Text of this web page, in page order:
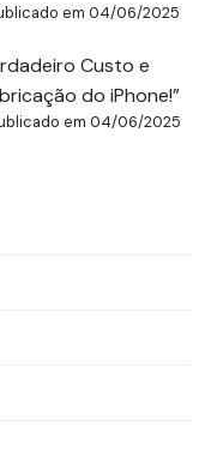
em 04/06/2025
Custo e
do iPhone!”
em 04/06/2025